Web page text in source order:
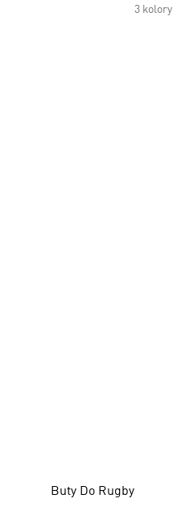
3 kolory
Buty Do Rugby